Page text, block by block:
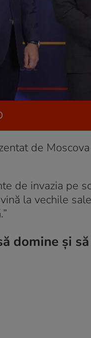
de
de invazia pe
la vechile
domine și